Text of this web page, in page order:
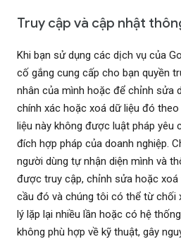
Truy cập và cập nhật
Khi bạn sử dụng các dịch vụ của
cố gắng cung cấp cho bạn quyền
nhân của mình hoặc để chỉnh sửa
chính xác hoặc xoá dữ liệu đó
liệu này không được luật pháp yêu
đích hợp pháp của doanh nghiệp.
người dùng tự nhận diện mình và
được truy cập, chỉnh sửa hoặc
cầu đó và chúng tôi có thể từ chối
lý lặp lại nhiều lần hoặc có hệ
không phù hợp về kỹ thuật, gây